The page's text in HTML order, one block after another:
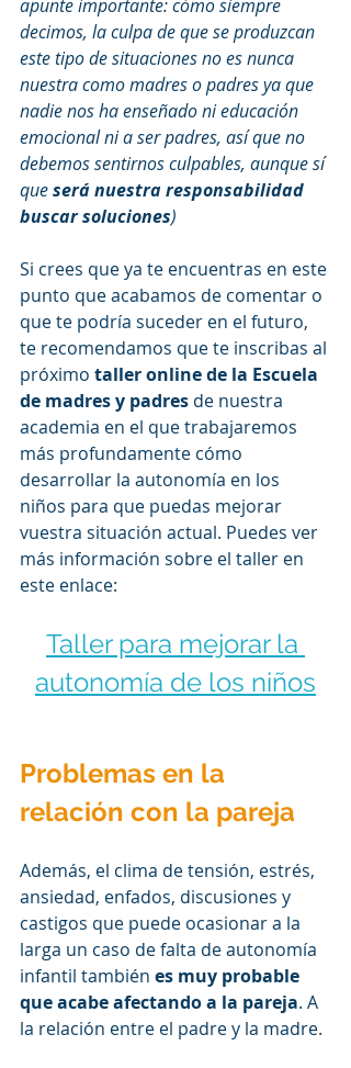
apunte importante: cómo siempre
decimos, la culpa de que se produzcan
este tipo de situaciones no es nunca
nuestra como madres o padres ya que
nadie nos ha enseñado ni educación
emocional ni a ser padres, así que no
debemos sentirnos culpables, aunque sí
que será nuestra responsabilidad
buscar soluciones)
Si crees que ya te encuentras en este
punto que acabamos de comentar o
que te podría suceder en el futuro,
te recomendamos que te inscribas al
próximo taller online de la Escuela
de madres y padres de nuestra
academia en el que trabajaremos
más profundamente cómo
desarrollar la autonomía en los
niños para que puedas mejorar
vuestra situación actual. Puedes ver
más información sobre el taller en
este enlace:
Taller para mejorar la
autonomía de los niños
Problemas en la
relación con la pareja
Además, el clima de tensión, estrés,
ansiedad, enfados, discusiones y
castigos que puede ocasionar a la
larga un caso de falta de autonomía
infantil también es muy probable
que acabe afectando a la pareja. A
la relación entre el padre y la madre.